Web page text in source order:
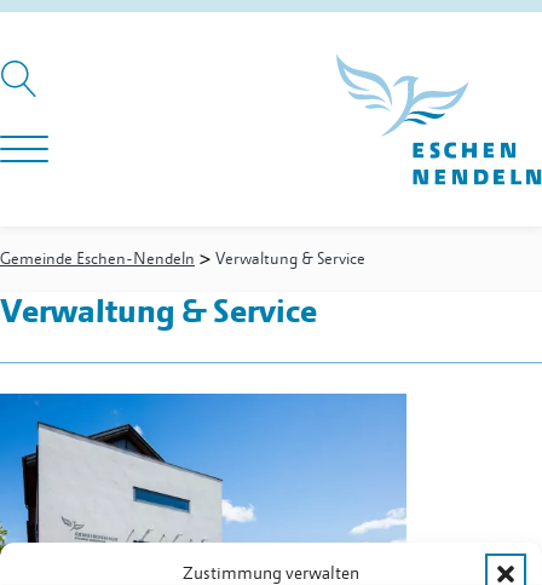
Zustimmung verwalten
Gemeinde Eschen-Nendeln > Verwaltung & Service
Verwaltung & Service